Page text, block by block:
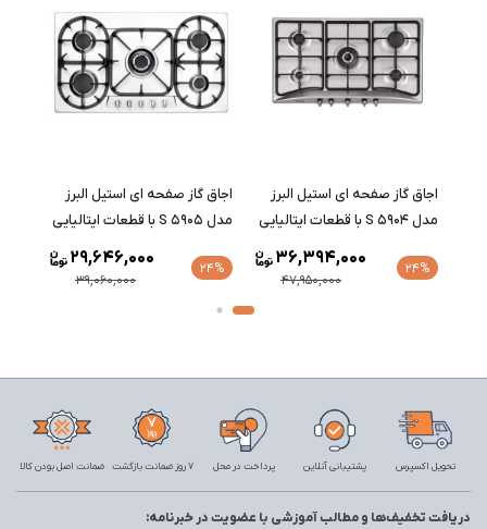
اجاق گاز صفحه ای استیل البرز
مدل S 5904 با قطعات ایتالیایی
24%
47,950,000
36,394,000
اجاق گاز صفحه ای استیل البرز
مدل S 5905 با قطعات ایتالیایی
24%
39,060,000
29,646,000
تحویل اکسپرس پشتیبانی آنلاین پرداخت در محل 7 روز ضمانت بازگشت ضمانت اصل بودن کالا
دریافت تخفیف‌ها و مطالب آموزشی با عضویت در خبرنامه: